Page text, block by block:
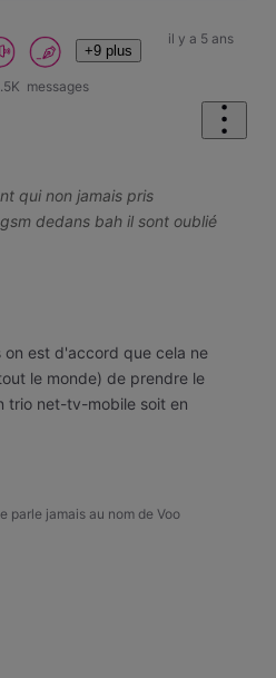
+9 plus
messages
il y a 5 ans
qui non jamais pris
dedans bah il sont oublié
on est d'accord que cela ne
le monde) de prendre le
trio net-tv-mobile soit en
parle jamais au nom de Voo